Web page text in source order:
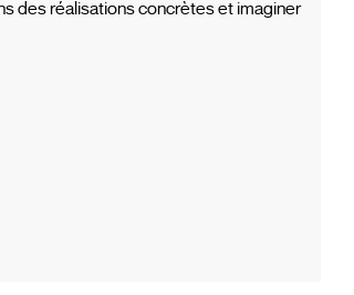
des réalisations concrètes et imaginer